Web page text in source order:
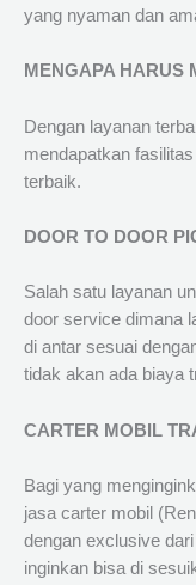
yang nyaman dan
MENGAPA HARUS
Dengan layanan
mendapatkan
terbaik.
DOOR TO DOOR
Salah satu layanan
door service dimana
di antar sesuai
tidak akan ada biaya
CARTER MOBIL
Bagi yang
jasa carter mobil
dengan exclusive
inginkan bisa di